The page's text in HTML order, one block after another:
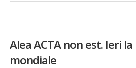
Alea ACTA non est. Ieri
mondiale